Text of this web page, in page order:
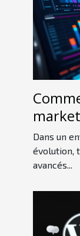
des
Dans un
évolution,
avancés...